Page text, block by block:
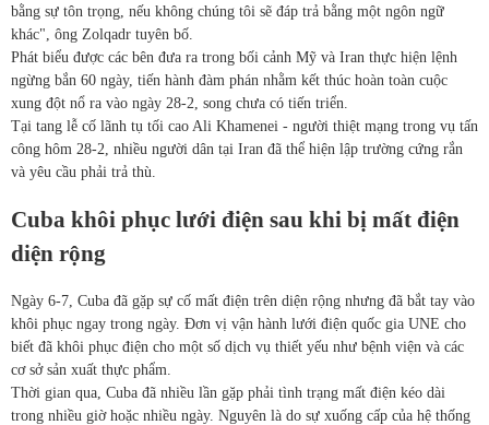
bằng sự tôn trọng, nếu không chúng tôi sẽ đáp trả bằng một ngôn ngữ
khác", ông Zolqadr tuyên bố.
Phát biểu được các bên đưa ra trong bối cảnh Mỹ và Iran thực hiện lệnh
ngừng bắn 60 ngày, tiến hành đàm phán nhằm kết thúc hoàn toàn cuộc
xung đột nổ ra vào ngày 28-2, song chưa có tiến triển.
Tại tang lễ cố lãnh tụ tối cao Ali Khamenei - người thiệt mạng trong vụ tấn
công hôm 28-2, nhiều người dân tại Iran đã thể hiện lập trường cứng rắn
và yêu cầu phải trả thù.
Cuba khôi phục lưới điện sau khi bị mất điện
diện rộng
Ngày 6-7, Cuba đã gặp sự cố mất điện trên diện rộng nhưng đã bắt tay vào
khôi phục ngay trong ngày. Đơn vị vận hành lưới điện quốc gia UNE cho
biết đã khôi phục điện cho một số dịch vụ thiết yếu như bệnh viện và các
cơ sở sản xuất thực phẩm.
Thời gian qua, Cuba đã nhiều lần gặp phải tình trạng mất điện kéo dài
trong nhiều giờ hoặc nhiều ngày. Nguyên là do sự xuống cấp của hệ thống